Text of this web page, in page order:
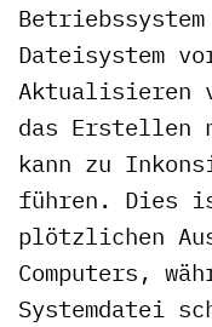
Betriebssystem
Dateisystem
Aktualisieren
das Erstellen
kann zu
führen. Dies
plötzlichen
Computers,
Systemdatei